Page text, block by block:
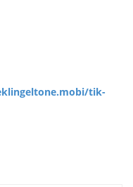
tik-